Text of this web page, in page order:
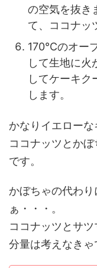
の空気を抜き
て、ココナッ
170℃のオー
して生地に火
してケーキク
します。
かなりイエローな
ココナッツとか
です。
かぼちゃの代わ
ぁ・・・。
ココナッツとサ
分量は考えなきゃ